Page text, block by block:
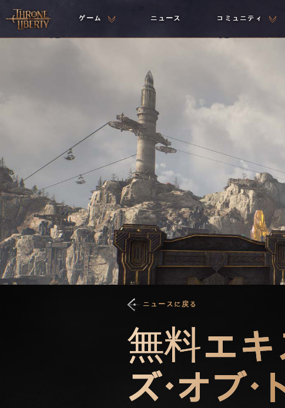
ゲーム ニュース コミュニティ
ニュースに戻る
無料エ
ズ・オブ